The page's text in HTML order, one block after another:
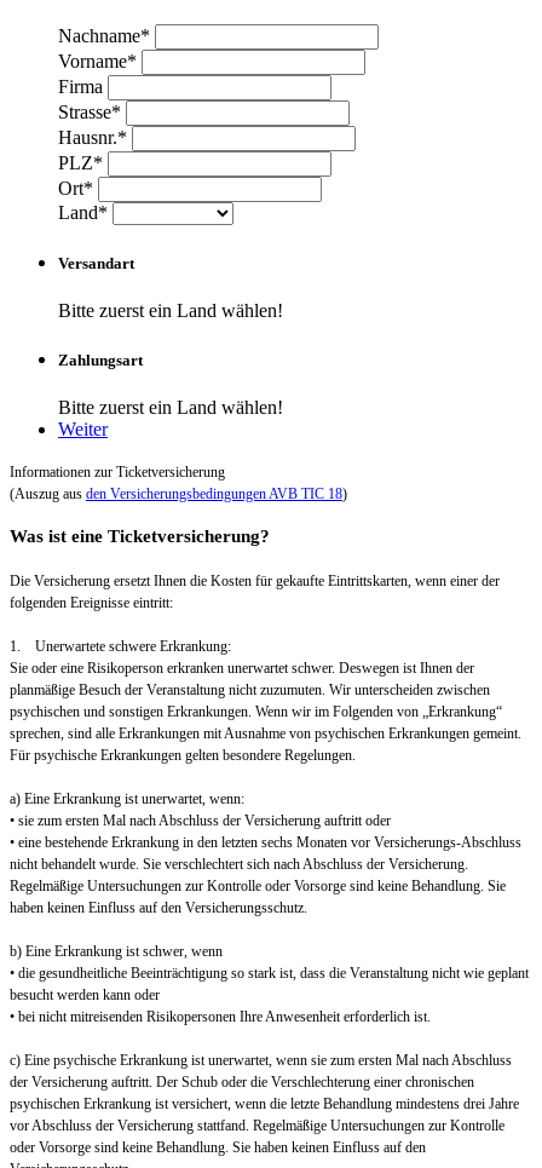
Nachname*
Vorname*
Firma
Strasse*
Hausnr.*
PLZ*
Ort*
Land*
Versandart
Bitte zuerst ein Land wählen!
Zahlungsart
Bitte zuerst ein Land wählen!
Weiter
Informationen zur Ticketversicherung
(Auszug aus den Versicherungsbedingungen AVB TIC 18)
Was ist eine Ticketversicherung?
Die Versicherung ersetzt Ihnen die Kosten für gekaufte Eintrittskarten, wenn einer der
folgenden Ereignisse eintritt:
1. Unerwartete schwere Erkrankung:
Sie oder eine Risikoperson erkranken unerwartet schwer. Deswegen ist Ihnen der
planmäßige Besuch der Veranstaltung nicht zuzumuten. Wir unterscheiden zwischen
psychischen und sonstigen Erkrankungen. Wenn wir im Folgenden von „Erkrankung“
sprechen, sind alle Erkrankungen mit Ausnahme von psychischen Erkrankungen gemeint.
Für psychische Erkrankungen gelten besondere Regelungen.
a) Eine Erkrankung ist unerwartet, wenn:
• sie zum ersten Mal nach Abschluss der Versicherung auftritt oder
• eine bestehende Erkrankung in den letzten sechs Monaten vor Versicherungs-Abschluss
nicht behandelt wurde. Sie verschlechtert sich nach Abschluss der Versicherung.
Regelmäßige Untersuchungen zur Kontrolle oder Vorsorge sind keine Behandlung. Sie
haben keinen Einfluss auf den Versicherungsschutz.
b) Eine Erkrankung ist schwer, wenn
• die gesundheitliche Beeinträchtigung so stark ist, dass die Veranstaltung nicht wie geplant
besucht werden kann oder
• bei nicht mitreisenden Risikopersonen Ihre Anwesenheit erforderlich ist.
c) Eine psychische Erkrankung ist unerwartet, wenn sie zum ersten Mal nach Abschluss
der Versicherung auftritt. Der Schub oder die Verschlechterung einer chronischen
psychischen Erkrankung ist versichert, wenn die letzte Behandlung mindestens drei Jahre
vor Abschluss der Versicherung stattfand. Regelmäßige Untersuchungen zur Kontrolle
oder Vorsorge sind keine Behandlung. Sie haben keinen Einfluss auf den